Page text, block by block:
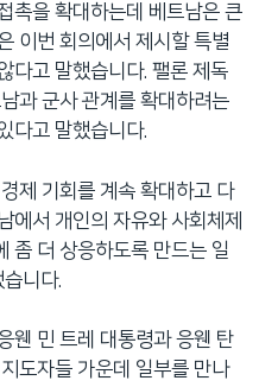
촉을 확대하는데 베트남은 큰
이번 회의에서 제시할 특별
다고 말했습니다. 팰론 제독
과 군사 관계를 확대하려는
다고 말했습니다.
제 기회를 계속 확대하고 다
에서 개인의 자유와 사회체제
좀 더 상응하도록 만드는 일
니다.
웬 민 트레 대통령과 응웬 탄
도자들 가운데 일부를 만나